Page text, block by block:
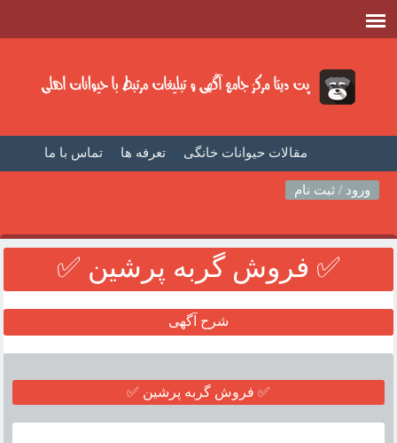
تماس با ما تعرفه ها مقالات حیوانات خانگی
صفحه اصلی
ورود / ثبت نام
✅ فروش گربه پرشين ✅
شرح آگهی
✅ فروش گربه پرشين ✅